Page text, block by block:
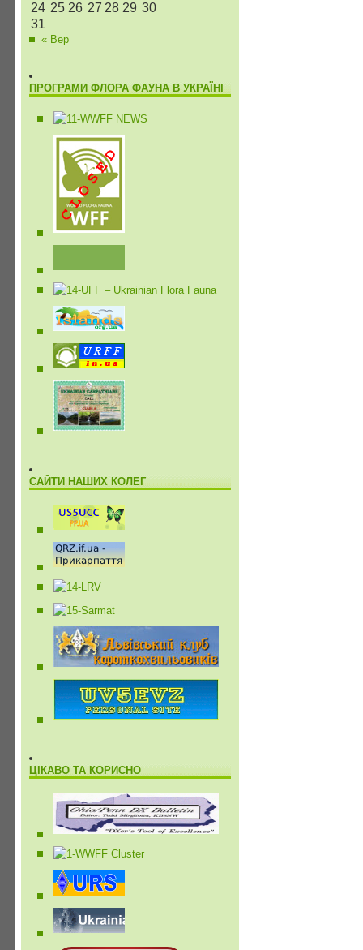
24 25 26 27 28 29 30
31
« Вер
ПРОГРАМИ ФЛОРА ФАУНА В УКРАЇНІ
САЙТИ НАШИХ КОЛЕГ
ЦІКАВО ТА КОРИСНО